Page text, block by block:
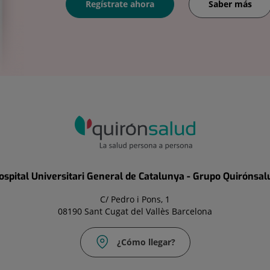
Regístrate ahora Saber más
Universitari General de Catalunya - Grupo
C/ Pedro i Pons, 1
08190 Sant Cugat del Vallès Barcelona
¿Cómo llegar?